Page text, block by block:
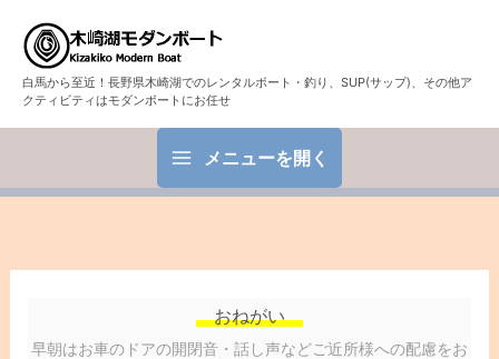
白馬から至近！長野県木崎湖でのレンタルボート・釣り、SUP(サップ)、その他ア
クティビティはモダンボートにお任せ
メニューを開く
おねがい
早朝はお車のドアの開閉音・話し声などご近所様への配慮をお